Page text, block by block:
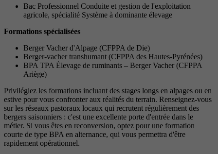
Bac Professionnel Conduite et gestion de l'exploitation
agricole, spécialité Système à dominante élevage
Formations spécialisées
Berger Vacher d'Alpage (CFPPA de Die)
Berger-vacher transhumant (CFPPA des Hautes-Pyrénées)
BPA TPA Élevage de ruminants – Berger Vacher (CFPPA
Ariège)
Privilégiez les formations incluant des stages longs en alpages ou en
estive pour vous confronter aux réalités du terrain. Renseignez-vous
sur les réseaux pastoraux locaux qui recrutent régulièrement des
bergers saisonniers : c'est une excellente porte d'entrée dans le
métier. Si vous êtes en reconversion, optez pour une formation
courte de type BPA en alternance, qui vous permettra d'être
rapidement opérationnel.